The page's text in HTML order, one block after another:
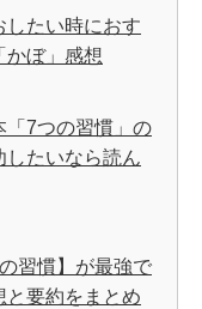
したい時におす
かぼ」感想
「7つの習慣」の
したいなら読ん
習慣】が最強で
と要約をまとめ